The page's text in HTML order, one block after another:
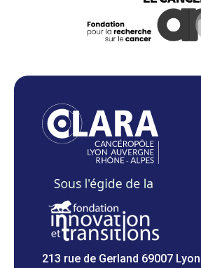
213 rue de Gerland 69007 Lyon